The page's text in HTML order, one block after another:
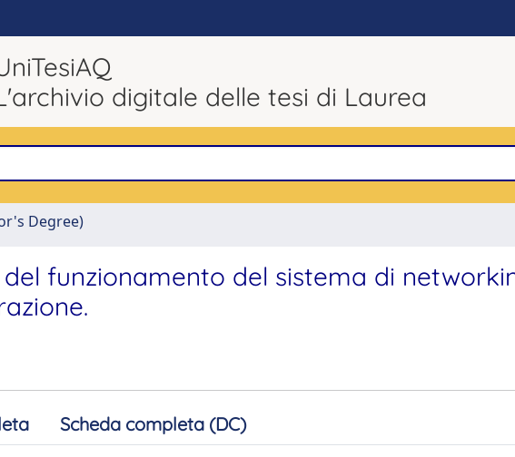
digitale delle tesi di Laurea
Degree)
funzionamento del sistema di
Scheda completa (DC)